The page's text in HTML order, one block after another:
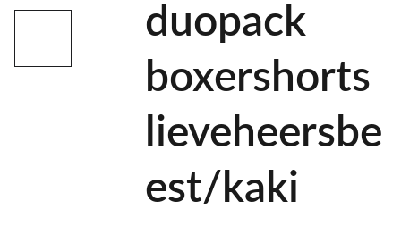
duopack
boxershorts
lieveheersbe
est/kaki